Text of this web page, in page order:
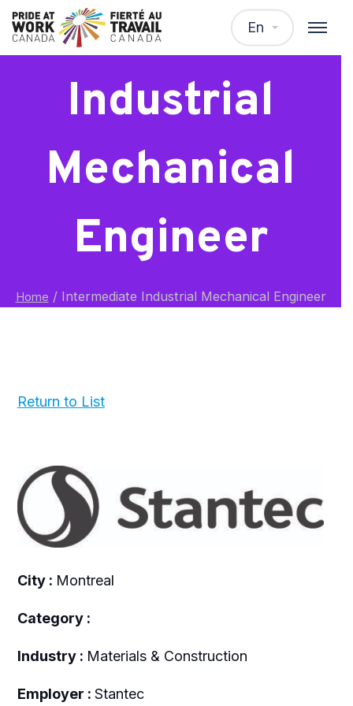
En
Intermediate
Industrial
Mechanical
Engineer
Home /Intermediate Industrial Mechanical Engineer
Return to List
City : Montreal
Category :
Industry : Materials & Construction
Employer : Stantec